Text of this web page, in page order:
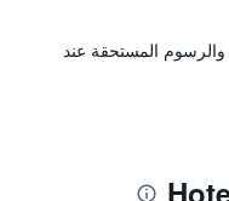
المستحقة عند